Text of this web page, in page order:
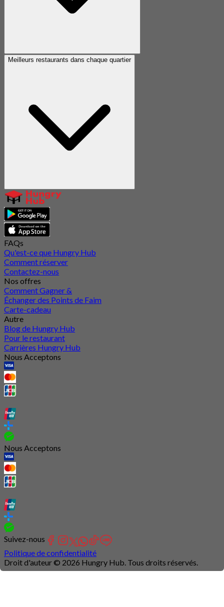
Meilleurs restaurants dans chaque quartier
FAQs
Qu'est-ce que Hungry Hub
Comment réserver
Contactez-nous
Nos offres
Comment Gagner &
Échanger des Points de Faim
Carte-cadeau
Autre
Blog de Hungry Hub
Pour le restaurant
Carrières Hungry Hub
Nous Acceptons
Nous Acceptons
Suivez-nous
Politique de confidentialité
Droit d'auteur © 2026 Hungry Hub. Tous droits réservés.
Connection